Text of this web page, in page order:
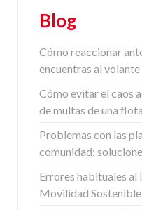
Blog
Cómo reaccionar
encuentras al volante
Cómo evitar el caos
de multas de una flota
Problemas con las
comunidad:
Errores habituales al
Movilidad